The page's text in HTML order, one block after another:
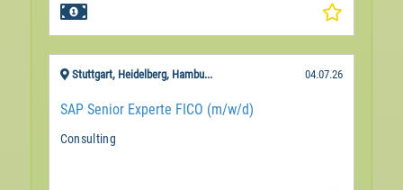

Stuttgart, Heidelberg, Hambu... 04.07.26
SAP Senior Experte FICO (m/w/d)
Consulting